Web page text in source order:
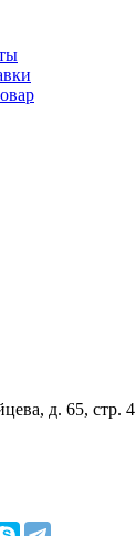
д. 65, стр. 4